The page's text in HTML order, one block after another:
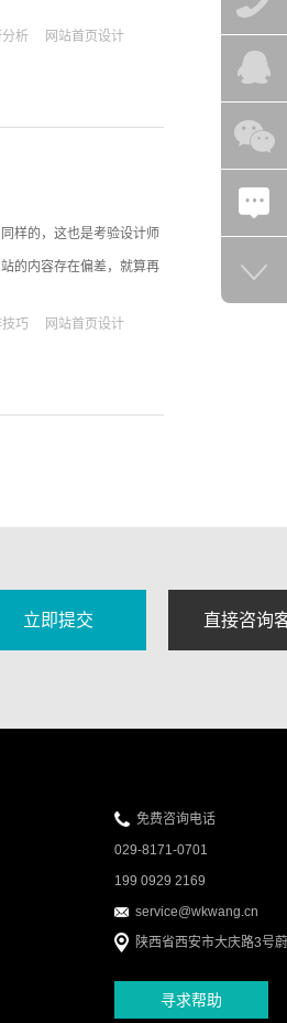
整体配
析 网站首页设计
样的，这也是考验设计师
的内容存在偏差，就算再
业自身
巧 网站首页设计
免费咨询电话
029-8171-0701
199 0929 2169
service@wkwang.cn
陕西省西安市大庆路3号
寻求帮助